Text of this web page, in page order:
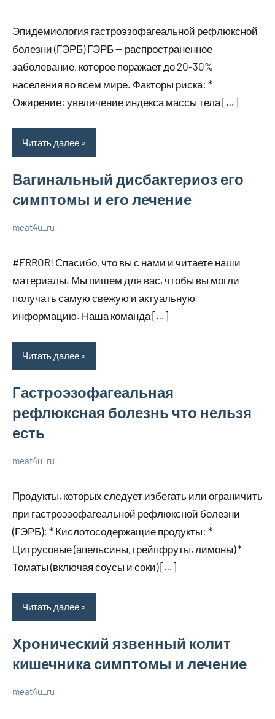
собой
2024
Эпидемиология гастроэзофагеальной рефлюксной
болезни (ГЭРБ) ГЭРБ — распространенное
заболевание, которое поражает до 20-30%
населения во всем мире. Факторы риска: *
Ожирение: увеличение индекса массы тела […]
Читать далее
Вагинальный дисбактериоз его
симптомы и его лечение
собой
2024
meat4u_ru
#ERROR! Спасибо, что вы с нами и читаете наши
материалы. Мы пишем для вас, чтобы вы могли
получать самую свежую и актуальную
информацию. Наша команда […]
Читать далее
Гастроэзофагеальная
рефлюксная болезнь что нельзя
есть
собой
2024
meat4u_ru
Продукты, которых следует избегать или ограничить
при гастроэзофагеальной рефлюксной болезни
(ГЭРБ): * Кислотосодержащие продукты: *
Цитрусовые (апельсины, грейпфруты, лимоны) *
Томаты (включая соусы и соки) […]
Читать далее
Хронический язвенный колит
кишечника симптомы и лечение
meat4u_ru